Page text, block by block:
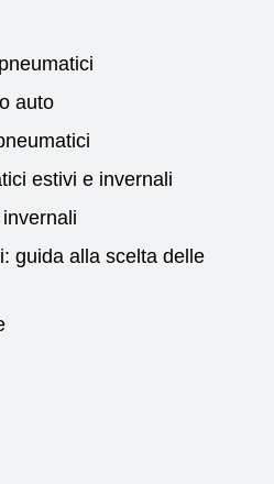
auto
estivi e invernali
guida alla scelta delle